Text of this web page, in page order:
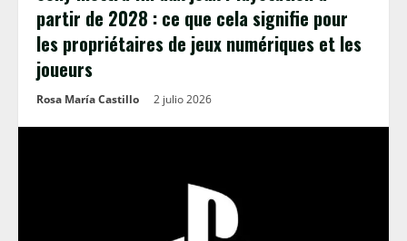
partir de 2028 : ce que cela signifie pour
les propriétaires de jeux numériques et les
joueurs
Rosa María Castillo 2 julio 2026